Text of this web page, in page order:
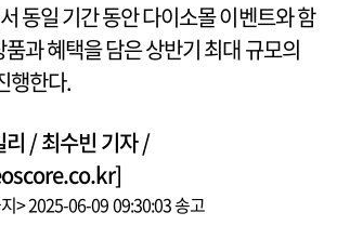
동일 기간 동안 다이소몰 이벤트와 함
과 혜택을 담은 상반기 최대 규모의
행한다.
/ 최수빈 기자 /
> 2025-06-09 09:30:03 송고